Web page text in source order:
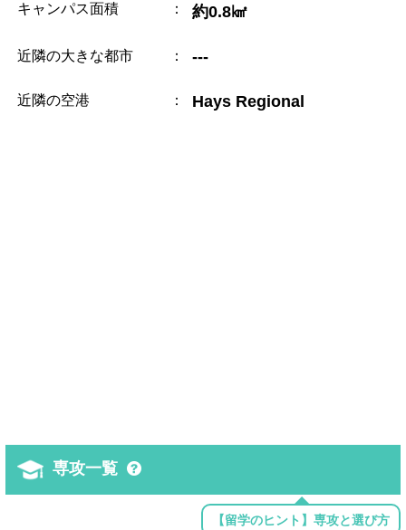
キャンパス面積 ： 約0.8㎢
近隣の大きな都市 ： ---
近隣の空港 ： Hays Regional
専攻一覧
【留学のヒント】専攻と選び方